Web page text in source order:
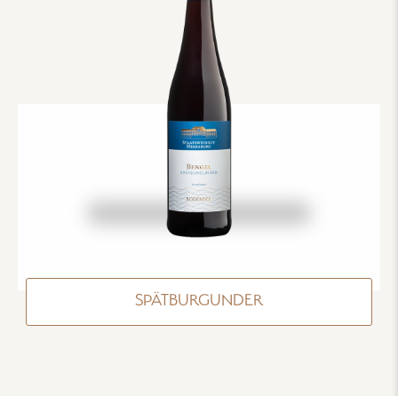
SPÄTBURGUNDER